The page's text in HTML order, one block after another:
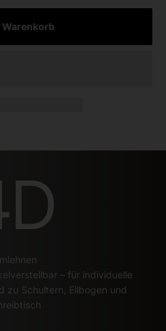
Warenkorb
D
– für individuelle
zu Schultern, Ellbogen und